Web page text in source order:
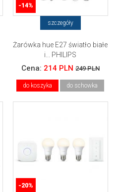
-14%
szczegóły
Żarówka hue E27 światło białe
i... PHILIPS
Cena: 214 PLN 249 PLN
do koszyka do schowka
-20%